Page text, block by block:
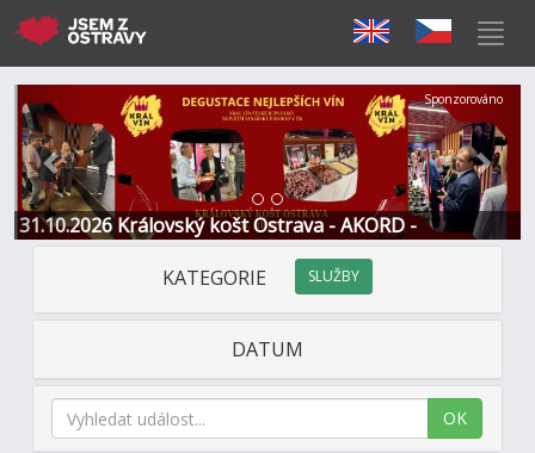
31.10.2026 Královský košt Ostrava - AKORD -
Restaurace a Hotel
Předchozí Další
Sponzorováno
KATEGORIE SLUŽBY
DATUM
OK